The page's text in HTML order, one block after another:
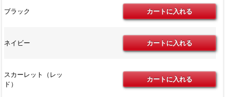
ブラック
ネイビー
スカーレット（レッ
ド）